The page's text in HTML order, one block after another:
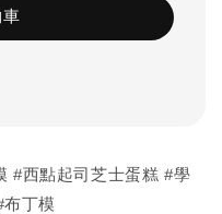
#西點起司芝士蛋糕 #學
丁模